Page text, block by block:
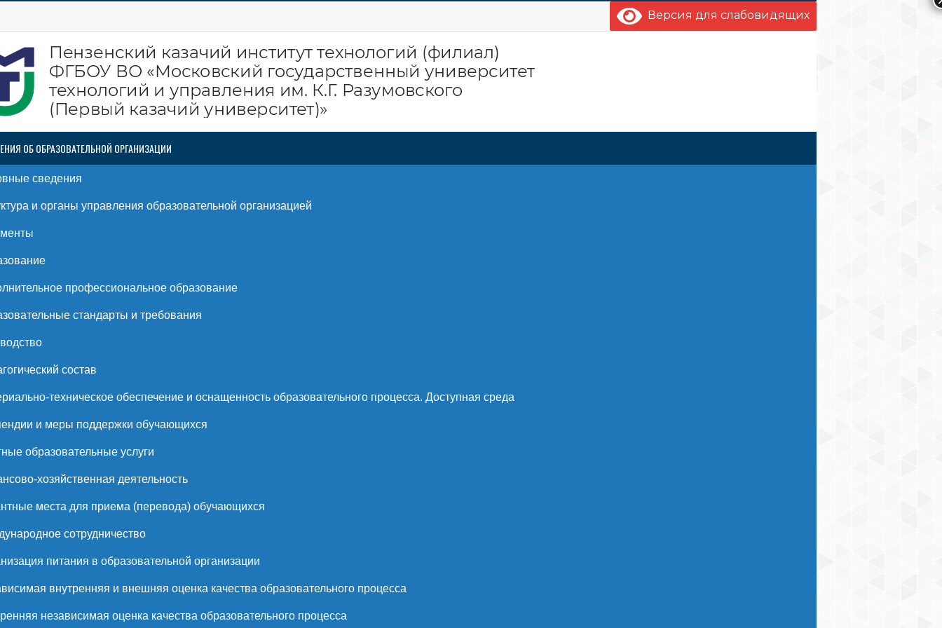
Версия для слабовидящих
ОБ ОБРАЗОВАТЕЛЬНОЙ ОРГАНИЗАЦИИ
сведения
и органы управления образовательной организацией
профессиональное образование
стандарты и требования
состав
техническое обеспечение и оснащенность образовательного процесса. Доступная среда
и меры поддержки обучающихся
образовательные услуги
хозяйственная деятельность
места для приема (перевода) обучающихся
сотрудничество
питания в образовательной организации
внутренняя и внешняя оценка качества образовательного процесса
независимая оценка качества образовательного процесса